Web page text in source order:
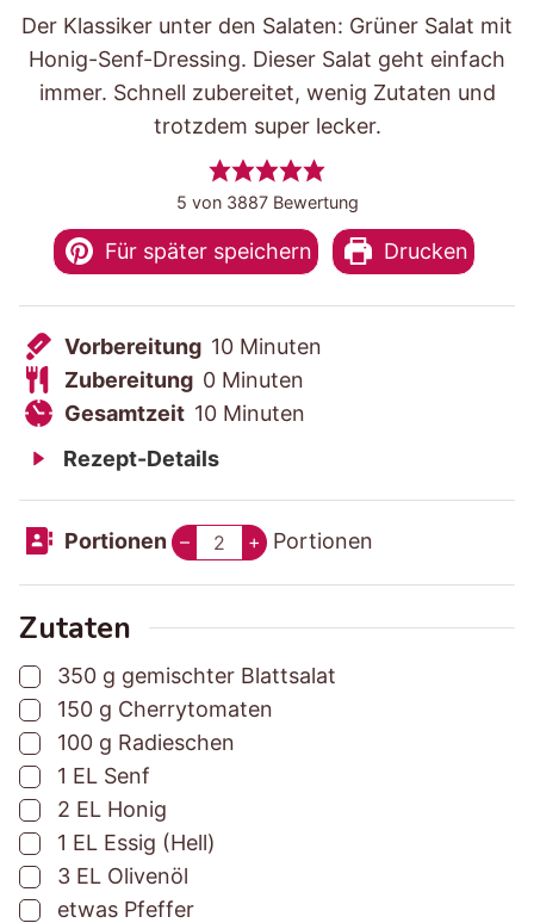
Der Klassiker unter den Salaten: Grüner Salat mit
Honig-Senf-Dressing. Dieser Salat geht einfach
immer. Schnell zubereitet, wenig Zutaten und
trotzdem super lecker.
5 von 3887Bewertung
Für später speichern Drucken
V
o
r
b
e
i
u
n
g
s
z
e
i
t
Vorbereitung 10M
i
n
Minuten
Z
u
b
e
i
u
n
g
s
z
e
i
t
Zubereitung 0M
i
e
n
Minuten
G
e
m
t
e
i
t
Gesamtzeit 10M
t
e
Minuten
Rezept-Details
Portionen – + Portionen
Zutaten
▢
350 g gemischter Blattsalat
▢
150 g Cherrytomaten
▢
100 g Radieschen
▢
1 EL Senf
▢
2 EL Honig
▢
1 EL Essig (Hell)
▢
3 EL Olivenöl
▢
etwas Pfeffer